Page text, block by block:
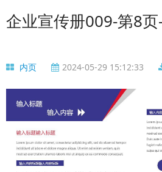
企业宣传册009-第8页
内页 2024-05-29 15:12:33